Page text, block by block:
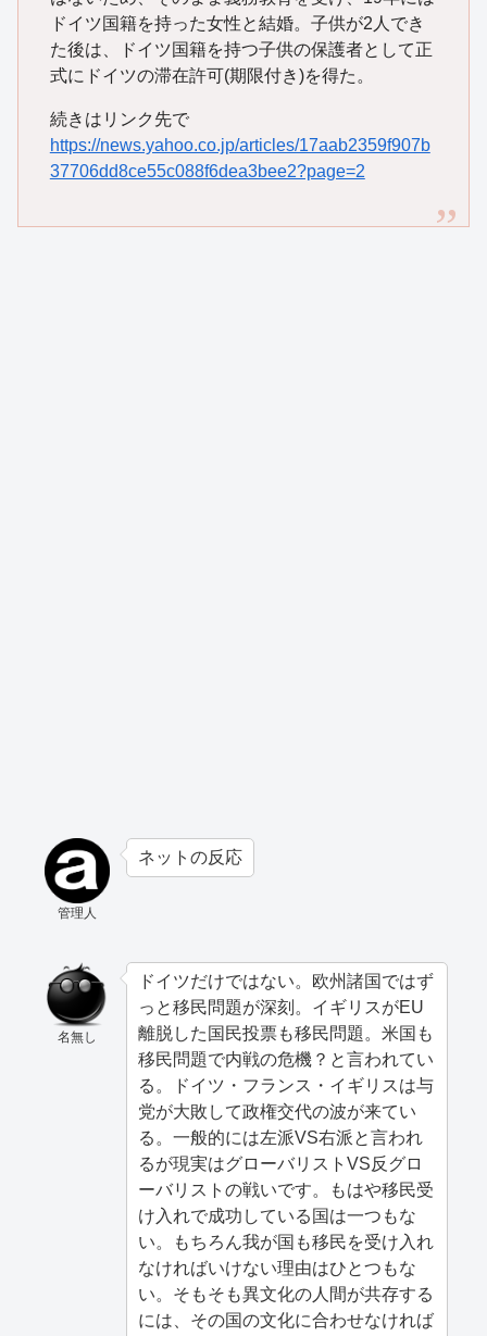
ドイツ国籍を持った女性と結婚。子供が2人でき
た後は、ドイツ国籍を持つ子供の保護者として正
式にドイツの滞在許可(期限付き)を得た。
続きはリンク先で
https://news.yahoo.co.jp/articles/17aab2359f907b
37706dd8ce55c088f6dea3bee2?page=2
管理人
ネットの反応
名無し
ドイツだけではない。欧州諸国ではず
っと移民問題が深刻。イギリスがEU
離脱した国民投票も移民問題。米国も
移民問題で内戦の危機？と言われてい
る。ドイツ・フランス・イギリスは与
党が大敗して政権交代の波が来てい
る。一般的には左派VS右派と言われ
るが現実はグローバリストVS反グロ
ーバリストの戦いです。もはや移民受
け入れで成功している国は一つもな
い。もちろん我が国も移民を受け入れ
なければいけない理由はひとつもな
い。そもそも異文化の人間が共存する
には、その国の文化に合わせなければ